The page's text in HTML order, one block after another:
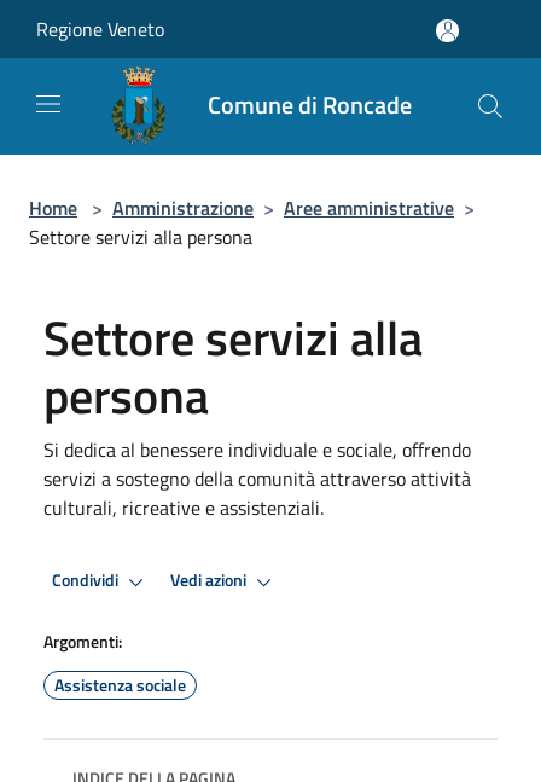
Regione Veneto
Comune di Roncade
Home > Amministrazione > Aree amministrative >
Settore servizi alla persona
Settore servizi alla
persona
Si dedica al benessere individuale e sociale, offrendo
servizi a sostegno della comunità attraverso attività
culturali, ricreative e assistenziali.
Condividi Vedi azioni
Argomenti:
Assistenza sociale